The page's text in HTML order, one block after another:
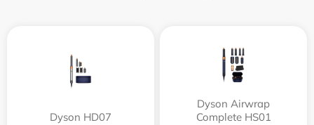
Dyson HD07
Dyson Airwrap
Complete HS01